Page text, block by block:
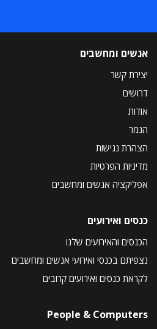
אנשים ומחשבים
יצירת קשר
דרושים
אודות
הנמר
הצהרת נגישות
מדיניות הפרטיות
אפליקציה אנשים ומחשבים
כנסים ואירועים
הכנסים והאירועים שלנו
נצפיתם בכנסי ואירועי אנשים ומחשבים
לקראת כנסים ואירועים קרובים
People & Computers